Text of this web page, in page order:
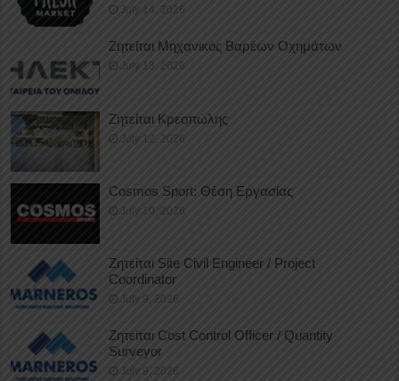
July 14, 2026
Ζητείται Μηχανικός Βαρέων Οχημάτων
July 13, 2026
Ζητείται Κρεοπώλης
July 12, 2026
Cosmos Sport: Θέση Εργασίας
July 10, 2026
Ζητείται Site Civil Engineer / Project
Coordinator
July 9, 2026
Ζητείται Cost Control Officer / Quantity
Surveyor
July 9, 2026